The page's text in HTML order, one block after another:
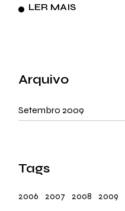
LER MAIS
Arquivo
Arquivo
Tags
2006 2007 2008 2009